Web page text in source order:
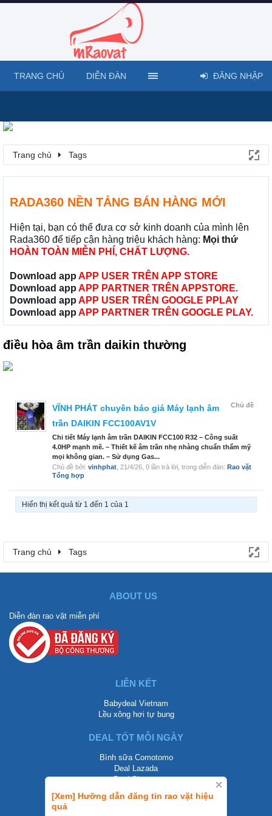
Trang chủ Tags
RADA360 NỀN TẢNG BÁN HÀNG MỚI
Hiện tại, bạn có thể đưa cơ sở kinh doanh của mình lên
Rada360 để tiếp cận hàng triệu khách hàng: Mọi thứ
HOÀN TOÀN MIỄN PHÍ, CHẤT LƯỢNG.
Download app APP USER TRÊN APP STORE
Download app APP PARTNER TRÊN APPSTORE.
Download app APP USER TRÊN GOOGLE PPLAY
Download app APP PARTNER TRÊN GOOGLE PLAY.
[Xem] Hưỡng dẫn đăng tin rao vặt hiệu
quả
điều hòa âm trần daikin thường
Chủ đề
VĨNH PHÁT chuyên báo giá Máy lạnh âm
trần DAIKIN FCC100AV1V
Chi tiết Máy lạnh âm trần DAIKIN FCC100 R32 – Công suất
4.0HP mạnh mẽ. – Thiết kế âm trần nhẹ nhàng chuẩn thẩm mỹ
mọi không gian. – Sử dụng Gas...
Chủ đề bởi: vinhphat 21/4/26 , 0 lần trả lời, trong diễn đàn: Rao vặt
Tổng hợp
Hiển thị kết quả từ 1 đến 1 của 1
Trang chủ Tags
TRANG CHỦ DIỄN ĐÀN ĐĂNG NHẬP
ABOUT US
Diễn đàn rao vặt miễn phí
LIÊN KẾT
Babydeal Vietnam
Lều xông hơi tự bung
DEAL TỐT MỖI NGÀY
Bình sữa Comotomo
Deal Lazada
Deal Shopee
LIÊN HỆ